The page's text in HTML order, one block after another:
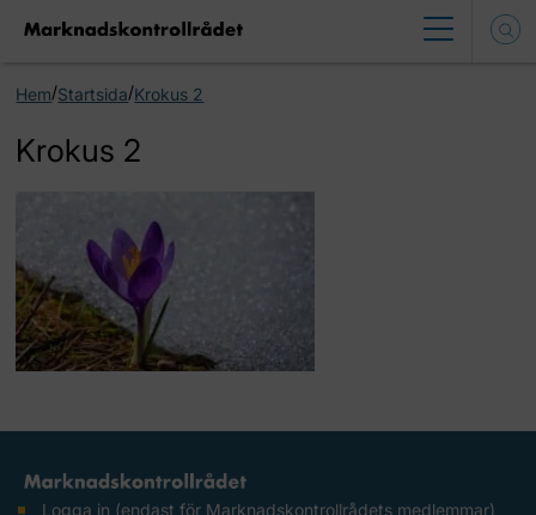
Hem/Startsida/Krokus 2
Krokus 2
Logga in (endast för Marknadskontrollrådets medlemmar)